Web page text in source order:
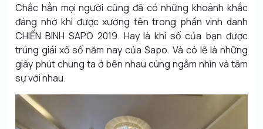
Chắc hẳn mọi người cũng đã có những khoảnh khắc
đáng nhớ khi được xướng tên trong phần vinh danh
CHIẾN BINH SAPO 2019. Hay là khi số của bạn được
trúng giải xổ số năm nay của Sapo. Và có lẽ là những
giây phút chung ta ở bên nhau cùng ngắm nhìn và tâm
sự với nhau.